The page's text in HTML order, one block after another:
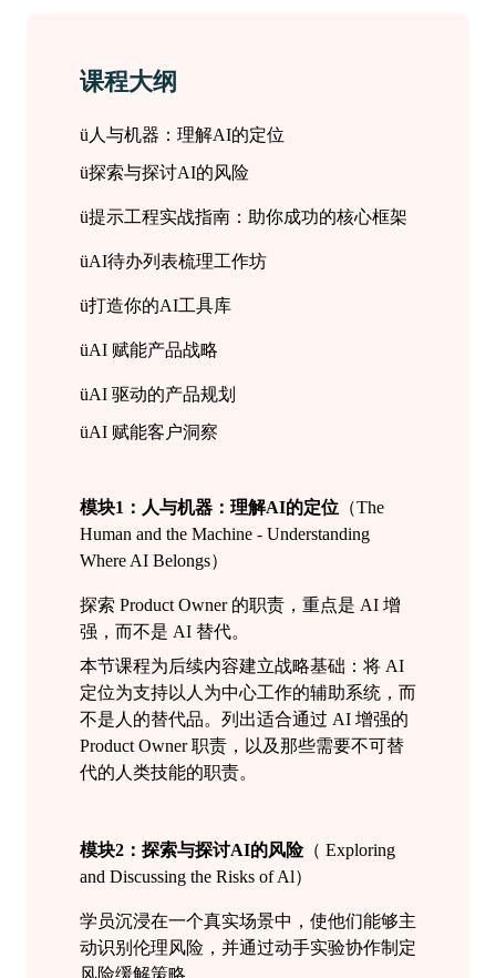
课程大纲
ü 人与机器：理解AI的定位
ü探索与探讨AI的风险
ü提示工程实战指南：助你成功的核心框架
üAI待办列表梳理工作坊
ü打造你的AI工具库
üAI 赋能产品战略
üAI 驱动的产品规划
üAI 赋能客户洞察
模块1： 人与机器：理解AI的定位 （The
Human and the Machine - Understanding
Where AI Belongs）
探索 Product Owner 的职责，重点是 AI 增
强，而不是 AI 替代。
本节课程为后续内容建立战略基础：将 AI
定位为支持以人为中心工作的辅助系统，而
不是人的替代品。列出适合通过 AI 增强的
Product Owner 职责，以及那些需要不可替
代的人类技能的职责。
模块2： 探索与探讨AI的风险（ Exploring
and Discussing the Risks of Al）
学员沉浸在一个真实场景中，使他们能够主
动识别伦理风险，并通过动手实验协作制定